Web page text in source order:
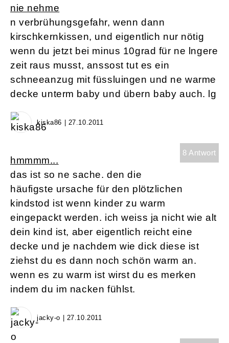
nie nehme
n verbrühungsgefahr, wenn dann
kirschkernkissen, und eigentlich nur nötig
wenn du jetzt bei minus 10grad für ne lngere
zeit raus musst, anssost tut es ein
schneeanzug mit füssluingen und ne warme
decke unterm baby und übern baby auch. lg
kiska86 | 27.10.2011
8 Antwort
hmmmm...
das ist so ne sache. den die
häufigste ursache für den plötzlichen
kindstod ist wenn kinder zu warm
eingepackt werden. ich weiss ja nicht wie alt
dein kind ist, aber eigentlich reicht eine
decke und je nachdem wie dick diese ist
ziehst du es dann noch schön warm an.
wenn es zu warm ist wirst du es merken
indem du im nacken fühlst.
jacky-o | 27.10.2011